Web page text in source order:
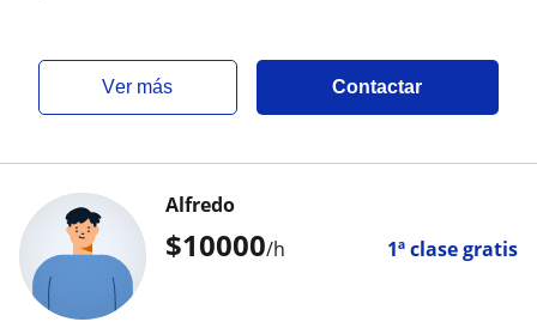
ver más Contactar
$10000/h 1ª clase gratis
Alfredo